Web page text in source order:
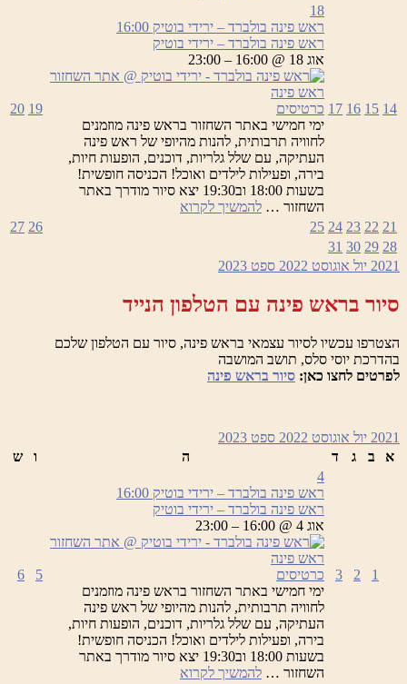
בולברד
–
ירידי
בוטיק
14
15
16
17
18
ראש פינה בולברד – ירידי בוטיק 16:00
ראש פינה בולברד – ירידי בוטיק
אוג 18 @ 16:00 – 23:00
כרטיסים
ימי חמישי באתר השחזור בראש פינה מוזמנים
לחוויה תרבותית, להנות מהיופי של ראש פינה
העתיקה, עם שלל גלריות, דוכנים, הופעות חיות,
בירה, ופעילות לילדים ואוכל! הכניסה חופשית!
בשעות 18:00 וב19:30 יצא סיור מודרך באתר
השחזור … להמשיך לקרוא
19
20
21
22
23
24
25
26
27
28
29
30
31
2021 יול אוגוסט 2022 ספט 2023
סיור בראש פינה עם הטלפון הנייד
הצטרפו עכשיו לסיור עצמאי בראש פינה, סיור עם הטלפון שלכם
בהדרכת יוסי סלס, תושב המושבה
לפרטים לחצו כאן: סיור בראש פינה
2021 יול אוגוסט 2022 ספט 2023
א
ב ג ד ה ו ש
1
2
3
4
ראש פינה בולברד – ירידי בוטיק 16:00
ראש פינה בולברד – ירידי בוטיק
אוג 4 @ 16:00 – 23:00
כרטיסים
ימי חמישי באתר השחזור בראש פינה מוזמנים
לחוויה תרבותית, להנות מהיופי של ראש פינה
העתיקה, עם שלל גלריות, דוכנים, הופעות חיות,
בירה, ופעילות לילדים ואוכל! הכניסה חופשית!
בשעות 18:00 וב19:30 יצא סיור מודרך באתר
השחזור … להמשיך לקרוא
5
6